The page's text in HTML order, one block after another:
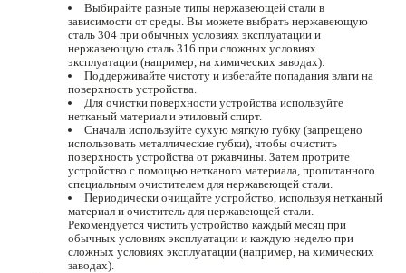
Выбирайте разные типы нержавеющей стали в
зависимости от среды. Вы можете выбрать нержавеющую
сталь 304 при обычных условиях эксплуатации и
нержавеющую сталь 316 при сложных условиях
эксплуатации (например, на химических заводах).
Поддерживайте чистоту и избегайте попадания влаги на
поверхность устройства.
Для очистки поверхности устройства используйте
нетканый материал и этиловый спирт.
Сначала используйте сухую мягкую губку (запрещено
использовать металлические губки), чтобы очистить
поверхность устройства от ржавчины. Затем протрите
устройство с помощью нетканого материала, пропитанного
специальным очистителем для нержавеющей стали.
Периодически очищайте устройство, используя нетканый
материал и очиститель для нержавеющей стали.
Рекомендуется чистить устройство каждый месяц при
обычных условиях эксплуатации и каждую неделю при
сложных условиях эксплуатации (например, на химических
заводах).